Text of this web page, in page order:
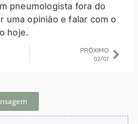
pneumologista fora do
uma opinião e falar com o
hoje.
PRÓXIMO
02/07